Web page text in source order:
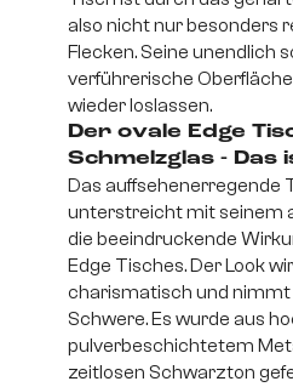
also nicht nur besonders
Flecken. Seine unendlich
verführerische
wieder loslassen.
Der ovale Edge
Schmelzglas - Das
Das auffsehenerregende
unterstreicht mit seinem
die beeindruckende
Edge Tisches. Der Look
charismatisch und nimmt
Schwere. Es wurde aus
pulverbeschichtetem
zeitlosen Schwarzton